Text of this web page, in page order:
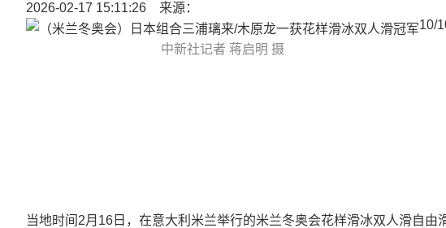
2026-02-17 15:11:26 来源：
中新社记者 蒋启明 摄
10/
当地时间2月16日，在意大利米兰举行的米兰冬奥会花样滑冰双人滑自